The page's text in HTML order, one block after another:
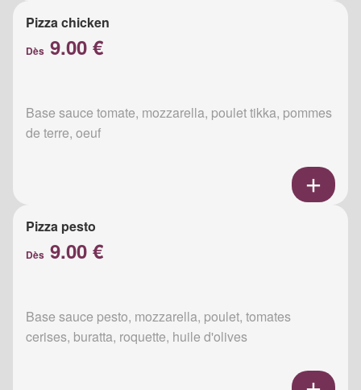
Pizza chicken
Dès 9.00 €
Base sauce tomate, mozzarella, poulet tikka, pommes
de terre, oeuf
Pizza pesto
Dès 9.00 €
Base sauce pesto, mozzarella, poulet, tomates
cerises, buratta, roquette, huile d'olives